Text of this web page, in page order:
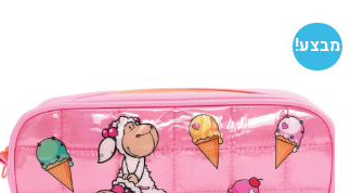
מבצע!